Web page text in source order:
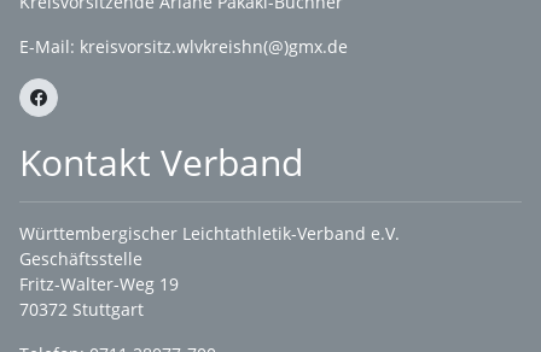
E-Mail: kreisvorsitz.wlvkreishn(@)gmx.de
Kontakt Verband
Württembergischer Leichtathletik-Verband e.V.
Geschäftsstelle
Fritz-Walter-Weg 19
70372 Stuttgart